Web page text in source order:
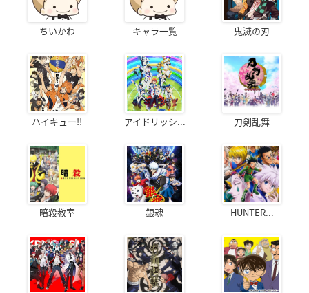
ちいかわ キャラ一覧 鬼滅の刃
ハイキュー!! アイドリッシ... 刀剣乱舞
暗殺教室 銀魂 HUNTER...